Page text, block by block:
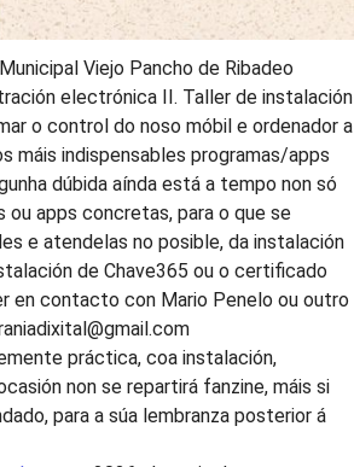
Viejo Pancho de Ribadeo
electrónica II. Taller de instalación
o control do noso móbil e ordenador a
máis indispensables programas/apps
dúbida aínda está a tempo non só
apps concretas, para o que se
e atendelas no posible, da instalación
de Chave365 ou o certificado
en contacto con Mario Penelo ou outro
práctica, coa instalación,
non se repartirá fanzine, máis si
para a súa lembranza posterior á